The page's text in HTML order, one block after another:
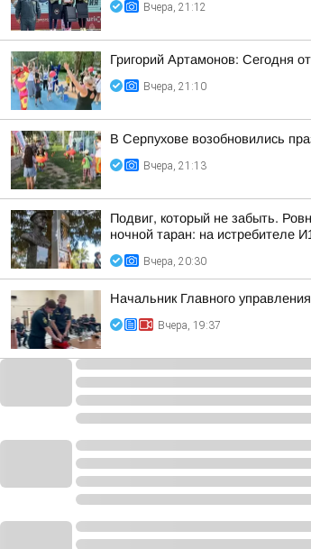
Вчера, 21:12
Григорий Артамонов: Сегодня
Вчера, 21:10
В Серпухове возобновились
Вчера, 21:13
Подвиг, который не забыть.
ночной таран: на истребителе
Вчера, 20:30
Начальник Главного
Вчера, 19:37